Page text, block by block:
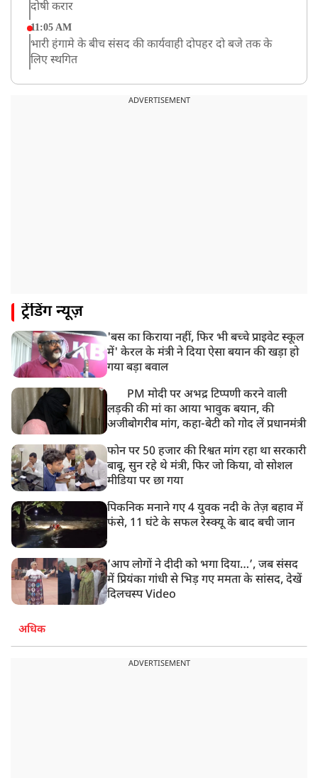
दोषी करार
11:05 AM
भारी हंगामे के बीच संसद की कार्यवाही दोपहर दो बजे तक के
लिए स्थगित
झारखंड: JPSC परीक्षा धांधली मामले में और पांच लोग गिरफ्तार,
ADVERTISEMENT
ट्रेंडिंग न्यूज़
'बस का किराया नहीं, फिर भी बच्चे प्राइवेट स्कूल
में' केरल के मंत्री ने दिया ऐसा बयान की खड़ा हो
गया बड़ा बवाल
PM मोदी पर अभद्र टिप्पणी करने वाली
लड़की की मां का आया भावुक बयान, की
अजीबोगरीब मांग, कहा-बेटी को गोद लें प्रधानमंत्री
फोन पर 50 हजार की रिश्वत मांग रहा था सरकारी
बाबू, सुन रहे थे मंत्री, फिर जो किया, वो सोशल
मीडिया पर छा गया
पिकनिक मनाने गए 4 युवक नदी के तेज़ बहाव में
फंसे, 11 घंटे के सफल रेस्क्यू के बाद बची जान
‘आप लोगों ने दीदी को भगा दिया…’, जब संसद
में प्रियंका गांधी से भिड़ गए ममता के सांसद, देखें
दिलचस्प Video
अधिक
ADVERTISEMENT